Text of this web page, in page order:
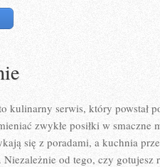
kulinarny serwis, który powstał
zwykłe posiłki w smaczne
się z poradami, a kuchnia
od tego, czy gotujesz